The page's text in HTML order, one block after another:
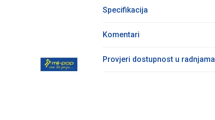
Specifikacija
Komentari
Provjeri dostupnost u radnjama